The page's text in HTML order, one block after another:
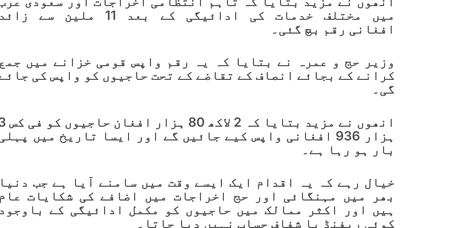
میں مختلف خدمات کی ادائیگی کے بعد 11 ملین سے زائد
افغانی رقم بچ گئی۔
وزیر حج و عمرہ نے بتایا کہ یہ رقم واپس قومی خزانے میں جمع
کرانے کے بجائے انصاف کے تقاضے کے تحت حاجیوں کو واپس کی
گی۔
انھوں نے مزید بتایا کہ 2
ہزار 936 افغانی واپس کیے جائیں گے اور ایسا تاریخ میں
بار ہو رہا ہے۔
خیال رہے کہ یہ اقدام ایک ایسے وقت میں سامنے آیا ہے جب دنیا
بھر میں مہنگائی اور حج اخراجات میں اضافے کی شکایات عام
ہیں اور اکثر ممالک میں حاجیوں کو مکمل ادائیگی کے باوجود
کوئی ریفنڈ یا شفاف حساب نہیں دیا جاتا۔